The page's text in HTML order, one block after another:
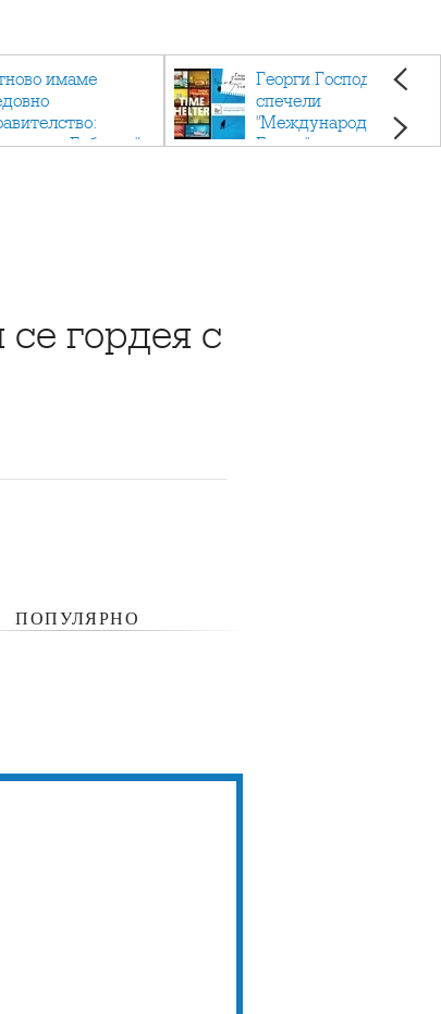
имаме
- Габриел"
Георги Господинов
спечели
"Международен
Букър" с романа
гордея с
ПОПУЛЯРНО